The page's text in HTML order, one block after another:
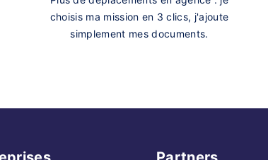
choisis ma mission en 3 clics, j'ajoute
simplement mes documents.